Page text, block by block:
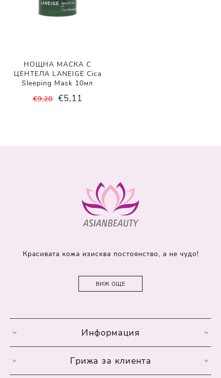
НОЩНА МАСКА С
ЦЕНТЕЛА LANEIGE Cica
Sleeping Mask 10мл
€9,20 €5,11
Красивата кожа изисква постоянство, а не чудо!
ВИЖ ОЩЕ
Информация
Грижа за клиента